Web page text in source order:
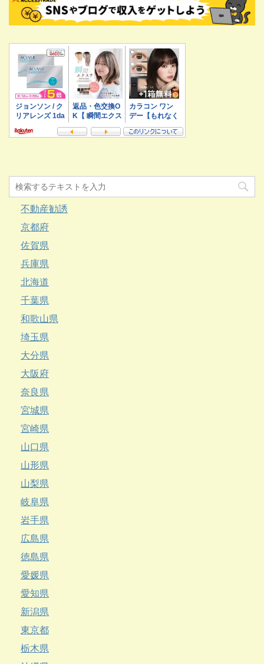
不動産勧誘
京都府
佐賀県
兵庫県
北海道
千葉県
和歌山県
埼玉県
大分県
大阪府
奈良県
宮城県
宮崎県
山口県
山形県
山梨県
岐阜県
岩手県
広島県
徳島県
愛媛県
愛知県
新潟県
東京都
栃木県